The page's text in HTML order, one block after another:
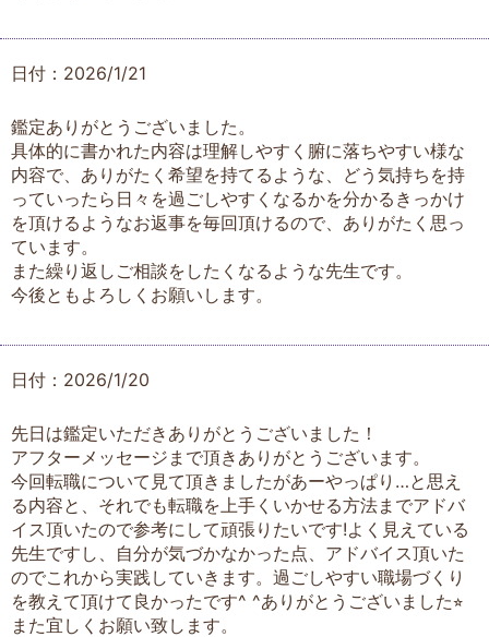
日付：2026/1/21
鑑定ありがとうございました。
具体的に書かれた内容は理解しやすく腑に落ちやすい様な
内容で、ありがたく希望を持てるような、どう気持ちを持
っていったら日々を過ごしやすくなるかを分かるきっかけ
を頂けるようなお返事を毎回頂けるので、ありがたく思っ
ています。
また繰り返しご相談をしたくなるような先生です。
今後ともよろしくお願いします。
日付：2026/1/20
先日は鑑定いただきありがとうございました！
アフターメッセージまで頂きありがとうございます。
今回転職について見て頂きましたがあーやっぱり…と思え
る内容と、それでも転職を上手くいかせる方法までアドバ
イス頂いたので参考にして頑張りたいです!よく見えている
先生ですし、自分が気づかなかった点、アドバイス頂いた
のでこれから実践していきます。過ごしやすい職場づくり
を教えて頂けて良かったです^ ^ありがとうございました⭐︎
また宜しくお願い致します。